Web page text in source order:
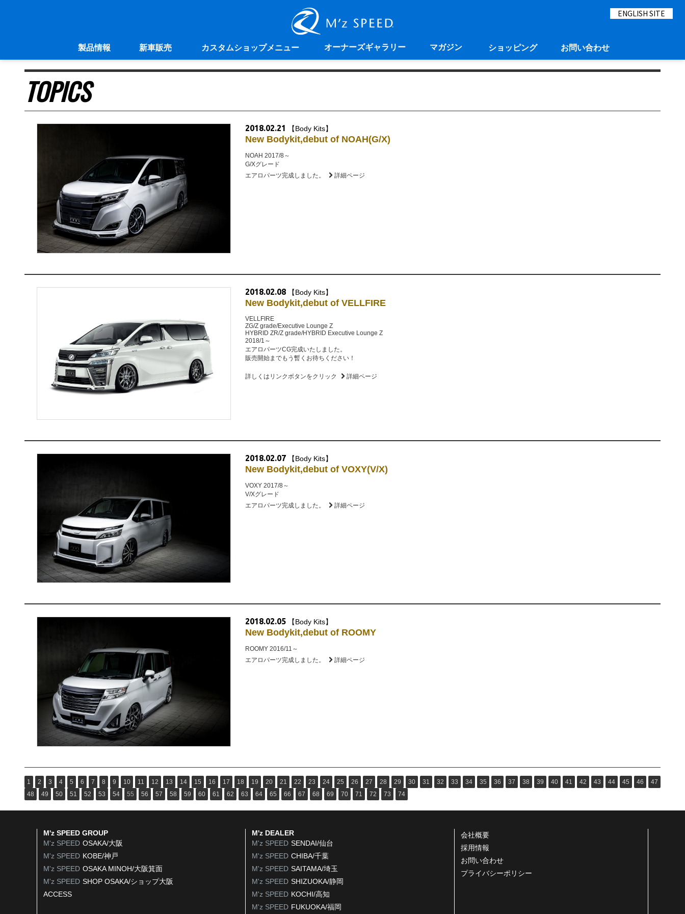
ENGLISH SITE
製品情報 新車販売 カスタムショップメニュー オーナーズギャラリー マガジン ショッピング お問い合わせ
TOPICS
2018.02.21 【Body Kits】
New Bodykit,debut of NOAH(G/X)
NOAH 2017/8～
G/Xグレード
エアロパーツ完成しました。
詳細ページ
2018.02.08 【Body Kits】
New Bodykit,debut of VELLFIRE
VELLFIRE
ZG/Z grade/Executive Lounge Z
HYBRID ZR/Z grade/HYBRID Executive Lounge Z
2018/1～
エアロパーツCG完成いたしました。
販売開始までもう暫くお待ちください！
詳しくはリンクボタンをクリック 詳細ページ
2018.02.07 【Body Kits】
New Bodykit,debut of VOXY(V/X)
VOXY 2017/8～
V/Xグレード
エアロパーツ完成しました。
詳細ページ
2018.02.05 【Body Kits】
New Bodykit,debut of ROOMY
ROOMY 2016/11～
エアロパーツ完成しました。
詳細ページ
1 2 3 4 5 6 7 8 9 10 11 12 13 14 15 16 17 18 19 20 21 22 23 24 25 26 27 28 29 30 31 32 33 34 35 36 37 38 39 40 41 42 43 44 45 46
47
48
49 50 51 52 53 54 55 56 57 58 59 60 61 62 63 64 65 66 67 68 69 70 71 72 73 74
M'z SPEED GROUP
M'z SPEED OSAKA/大阪
M'z SPEED KOBE/神戸
M'z SPEED OSAKA MINOH/大阪箕面
M'z SPEED SHOP OSAKA/ショップ大阪
ACCESS
M'z DEALER
M'z SPEED SENDAI/仙台
M'z SPEED CHIBA/千葉
M'z SPEED SAITAMA/埼玉
M'z SPEED SHIZUOKA/静岡
M'z SPEED KOCHI/高知
M'z SPEED FUKUOKA/福岡
会社概要
採用情報
お問い合わせ
プライバシーポリシー